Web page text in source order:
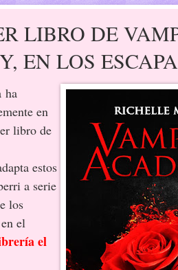
LIBRO DE
EN LOS
ha
en
libro de
estos
a serie
los
el
el